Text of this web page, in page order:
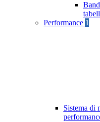
Performance 1
Sistema di